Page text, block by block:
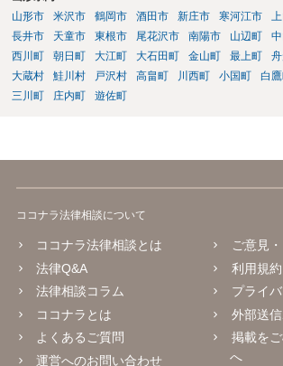
山形市
米沢市 鶴岡市 酒田市 新庄市 寒河江市
長井市
天童市 東根市 尾花沢市 南陽市 山辺町
西川町
朝日町 大江町 大石田町 金山町 最上町
大蔵村
鮭川村 戸沢村 高畠町 川西町 小国町 白
三川町
庄内町 遊佐町
ココナラ法律相談について
ココナラ法律相談とは
法律Q&A
法律相談コラム
ココナラとは
よくあるご質問
運営へのお問い合わせ
ご意見
利用規約
プライ
外部送
掲載を
へ